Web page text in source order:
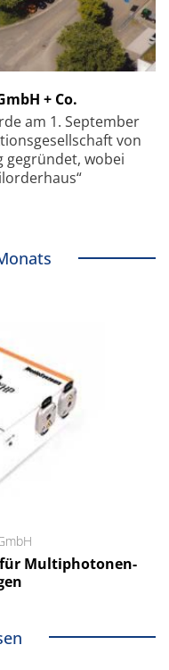
+ Co.
am 1. September
von
gegründet, wobei
Multiphotonen-